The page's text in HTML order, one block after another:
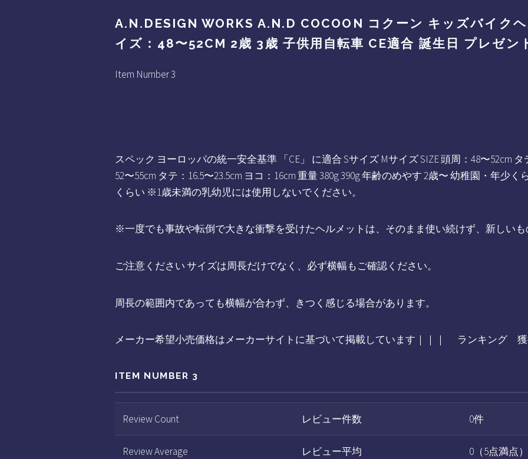
A.N.DESIGN WORKS A.N.D COCOON コクーン キッズバイク
イズ：48〜52CM 2歳 3歳 子供用自転車 CE適合 誕生日 プレゼン
Item Number 3
スペック ヨーロッパの統一安全基準 「CE」 に適合 Sサイズ Mサイズ SIZE 頭周：48〜52cm タ
52〜55cm タテ：16.5〜23.5cm ヨコ：16cm 重量 380g 390g 年齢のめやす 2歳〜 幼稚園・年少
くらい ※1歳未満の乳幼児には使用しないでください。
※一度でも事故や転倒で大きな衝撃を受けたヘルメットは、そのまま使い続けず、新しいも
ご注意ください サイズは周長だけでなく、必ず横幅もご確認ください。
周長の範囲内であっても横幅が合わず、きつく感じる場合があります。
メーカー希望小売価格はメーカーサイトに基づいて掲載しています｜｜｜ ランキング
ITEM NUMBER 3
Review Count レビュー件数 0件
Review Average レビュー平均 0（5点満点）